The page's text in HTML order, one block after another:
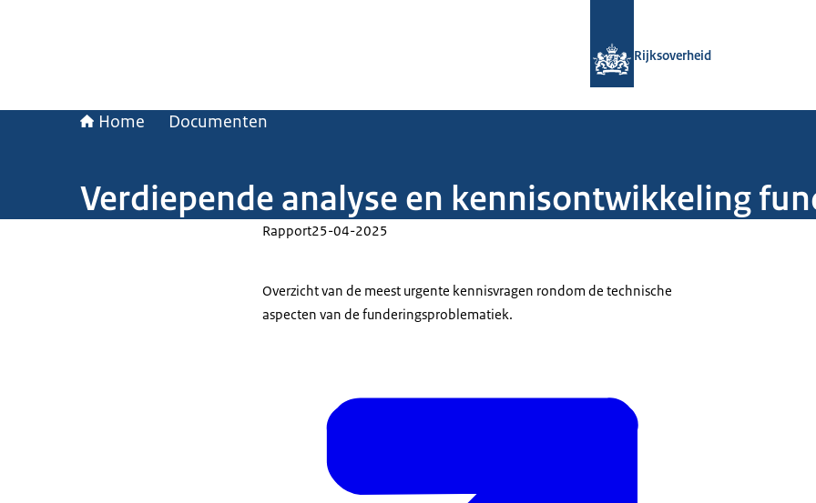
Rijksoverheid
Home Documenten
Verdiepende analyse en kennisontwikkeling
Rapport25-04-2025
Overzicht van de meest urgente kennisvragen rondom de technische
aspecten van de funderingsproblematiek.